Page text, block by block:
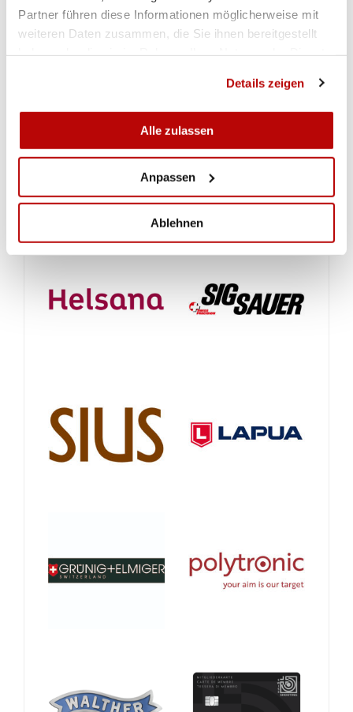
Partner führen diese Informationen möglicherweise mit
weiteren Daten zusammen, die Sie ihnen bereitgestellt
Details zeigen
Alle zulassen
Anpassen
Ablehnen
VOIR LA GALERIE